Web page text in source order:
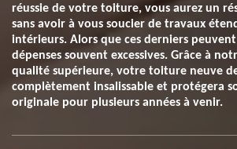
réussie de votre toiture, vous aurez un
sans avoir à vous soucier de travaux
intérieurs. Alors que ces derniers
dépenses souvent excessives. Grâce à
qualité supérieure, votre toiture neuve
complètement insalissable et protégera
originale pour plusieurs années à venir.